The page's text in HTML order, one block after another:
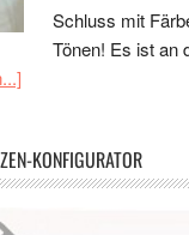
Schluss mit
Tönen! Es ist an
KONFIGURATOR